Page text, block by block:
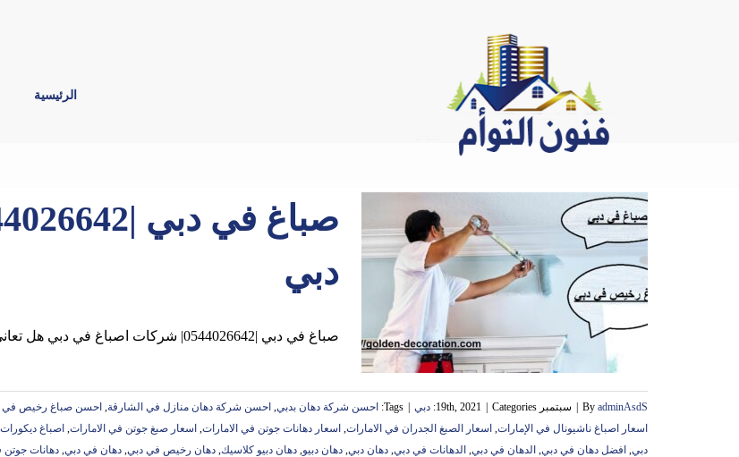
الرئيسية
دبي
صباغ في دبي |0544026642| شركات اصباغ في دبي هل تعاني من البحث علي افضل صباغ
By adminAsdS سبتمبر 19th, 2021 Categories: دبي Tags: احسن شركة دهان بدبي, احسن شركة دهان منازل في الشارقة, احسن صباغ رخيص في
اسعار اصباغ ناشيونال في الإمارات, اسعار الصبغ الجدران في الامارات, اسعار دهانات جوتن في الامارات, اسعار صبغ جوتن في الامارات, اصباغ
دبي, افضل دهان في دبي, الدهان في دبي, الدهانات في دبي, دهان دبي, دهان دبيو, دهان دبيو كلاسيك, دهان رخيص في دبي, دهان في دبي, دهانات